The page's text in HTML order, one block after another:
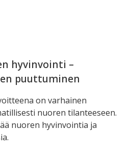
hyvinvointi –
puuttuminen
on varhainen
nuoren tilanteeseen.
nuoren hyvinvointia ja